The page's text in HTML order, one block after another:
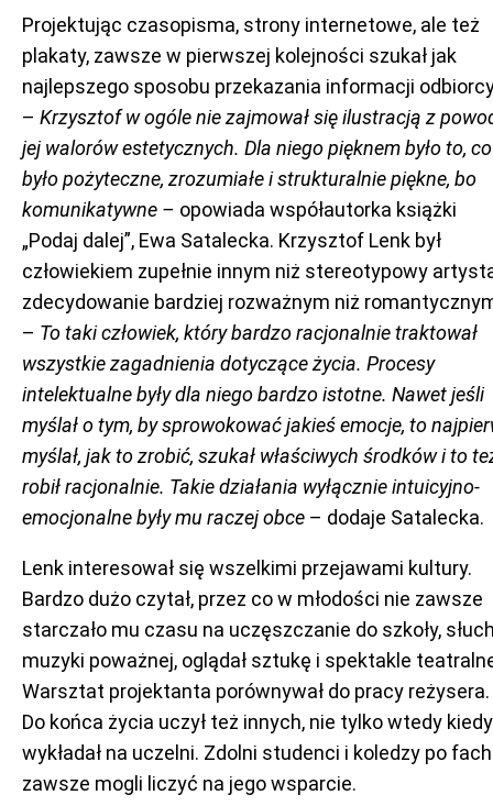
Projektując czasopisma, strony internetowe, ale też
plakaty, zawsze w pierwszej kolejności szukał jak
najlepszego sposobu przekazania informacji
– Krzysztof w ogóle nie zajmował się ilustracją z
jej walorów estetycznych. Dla niego pięknem było to, co
było pożyteczne, zrozumiałe i strukturalnie piękne, bo
komunikatywne – opowiada współautorka książki
„Podaj dalej”, Ewa Satalecka. Krzysztof Lenk był
człowiekiem zupełnie innym niż stereotypowy
zdecydowanie bardziej rozważnym niż
– To taki człowiek, który bardzo racjonalnie traktował
wszystkie zagadnienia dotyczące życia. Procesy
intelektualne były dla niegobardzoistotne. Nawet jeśli
myślał o tym, by sprowokować jakieś emocje, to
myślał, jak to zrobić, szukał właściwych środków ito
robił racjonalnie. Takie działania wyłącznie intuicyjno-
emocjonalne były mu raczej obce – dodaje Satalecka.
Lenk interesował się wszelkimi przejawami kultury.
Bardzo dużo czytał, przez co w młodości nie zawsze
starczało mu czasu na uczęszczanie do szkoły,
muzyki poważnej, oglądał sztukę i spektakle
Warsztat projektanta porównywał do pracy reżysera.
Do końca życia uczył też innych, nie tylko wtedy kiedy
wykładał na uczelni. Zdolni studenci i koledzy po
zawsze mogli liczyć na jego wsparcie.